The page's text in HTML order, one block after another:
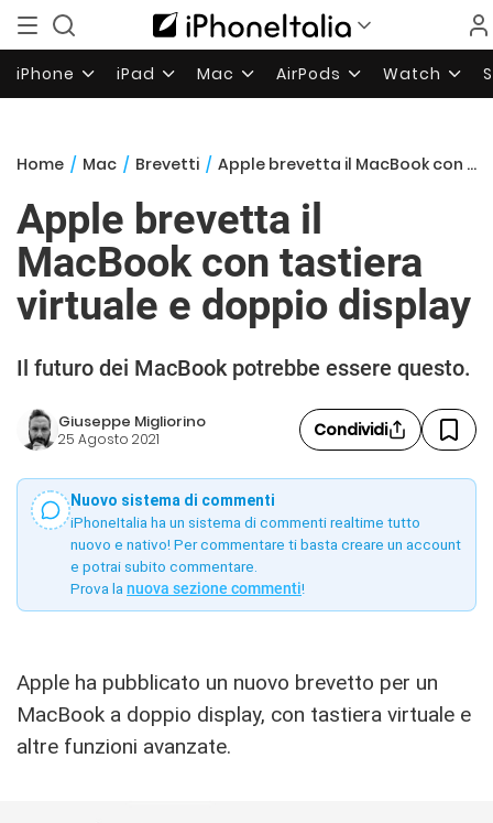
iPhone iPad Mac AirPods Watch
Home / Mac / Brevetti / Apple brevetta il MacBook con tastiera virtuale e doppio display
Apple brevetta il
MacBook con tastiera
virtuale e doppio display
Il futuro dei MacBook potrebbe essere questo.
Giuseppe Migliorino
25 Agosto 2021 Condividi
Nuovo sistema di commenti
iPhoneItalia ha un sistema di commenti realtime tutto
nuovo e nativo! Per commentare ti basta creare un account
e potrai subito commentare.
Prova la nuova sezione commenti!
Apple ha pubblicato un nuovo brevetto per un
MacBook a doppio display, con tastiera virtuale e
altre funzioni avanzate.